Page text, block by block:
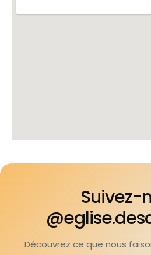
Suivez-
Découvrez ce que nous